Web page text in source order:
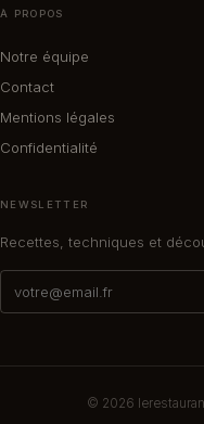
À PROPOS
Notre équipe
Contact
Mentions légales
Confidentialité
NEWSLETTER
Recettes, techniques et
© 2026